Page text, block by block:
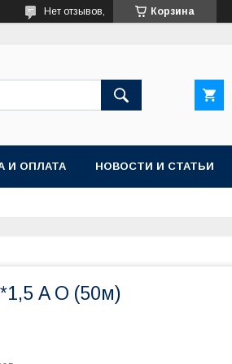
Корзина
Нет отзывов,
И ОПЛАТА НОВОСТИ И СТАТЬИ
A O (50м)